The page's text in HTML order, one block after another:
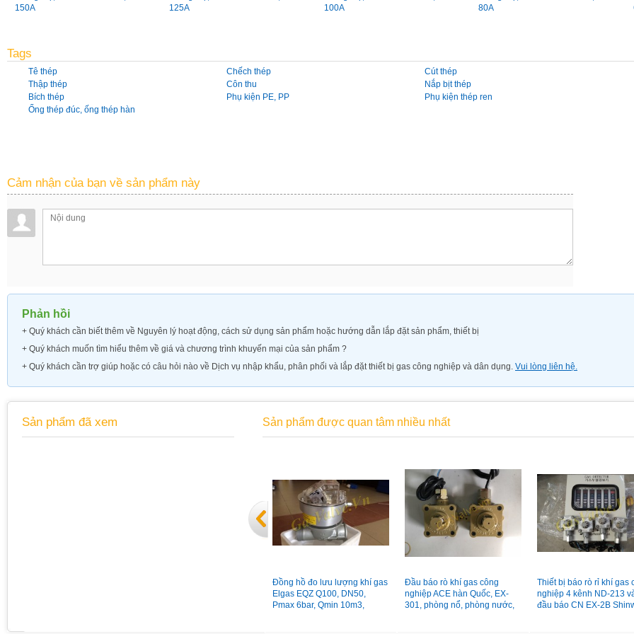
150A
125A
100A
80A
Tags
Tê thép Chếch thép
Cút thép
Thập thép
Côn thu
Nắp bịt thép
Bích thép
Phụ kiện PE, PP
Phụ kiện thép ren
Ống thép đúc, ống thép hàn
Cảm nhận của bạn về sản phẩm này
Phản hồi
+ Quý khách cần biết thêm về Nguyên lý hoạt động, cách sử dụng sản phẩm hoặc hướng dẫn lắp đặt sản phẩm, thiết bị
+ Quý khách muốn tìm hiểu thêm về giá và chương trình khuyến mại của sản phẩm ?
+ Quý khách cần trợ giúp hoặc có câu hỏi nào về Dịch vụ nhập khẩu, phân phối và lắp đặt thiết bị gas công nghiệp và dân dụng. Vui lòng liên hệ.
Sản phẩm đã xem Sản phẩm được quan tâm nhiều nhất
Đồng hồ đo lưu lượng khí gas
Elgas EQZ Q100, DN50,
Pmax 6bar, Qmin 10m3,
Đầu báo rò khí gas công
nghiệp ACE hàn Quốc, EX-
301, phòng nổ, phòng nước,
Thiết bị báo rò rỉ khí gas
nghiệp 4 kênh ND-213
đầu báo CN EX-2B